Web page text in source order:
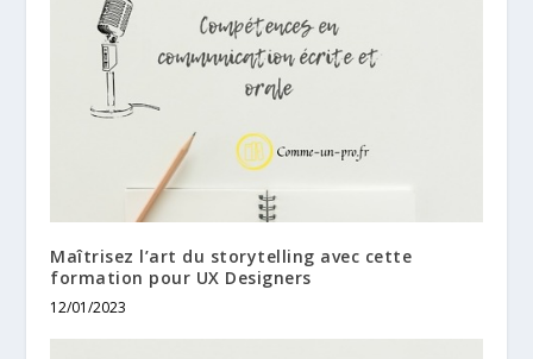
Maîtrisez l’art du storytelling avec cette
formation pour UX Designers
12/01/2023